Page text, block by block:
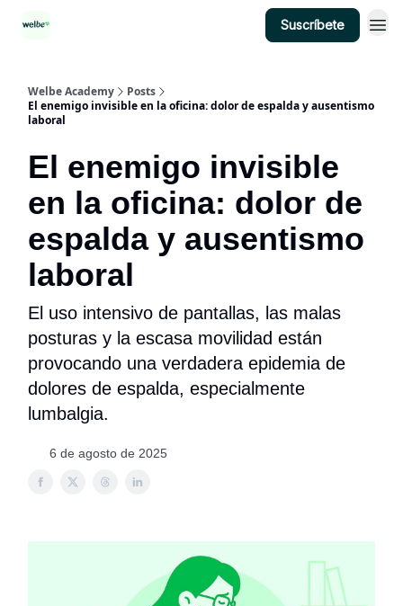
Suscríbete
Welbe Academy
Posts
El enemigo invisible en la oficina: dolor de espalda y ausentismo
laboral
El enemigo invisible
en la oficina: dolor de
espalda y ausentismo
laboral
El uso intensivo de pantallas, las malas
posturas y la escasa movilidad están
provocando una verdadera epidemia de
dolores de espalda, especialmente
lumbalgia.
6 de agosto de 2025